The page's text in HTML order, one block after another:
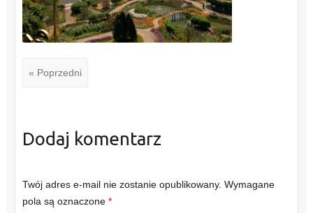
« Poprzedni
Dodaj komentarz
Twój adres e-mail nie zostanie opublikowany. Wymagane
pola są oznaczone *